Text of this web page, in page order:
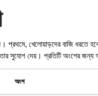
প্রথমে, খেলোয়াড়দের বাজি
সুযোগ দেয়। প্রতিটি অংশের জন্য
অংশ